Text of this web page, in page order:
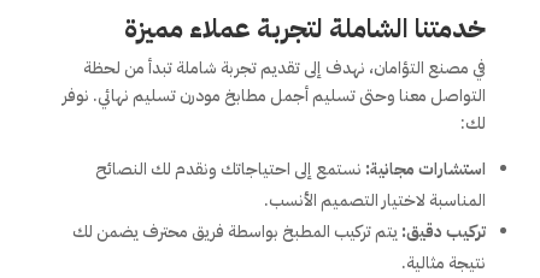
خدمتنا الشاملة لتجربة عملاء مميزة
في مصنع التؤامان، نهدف إلى تقديم تجربة شاملة تبدأ من لحظة
التواصل معنا وحتى تسليم أجمل مطابخ مودرن تسليم نهائي. نوفر
لك:
استشارات مجانية: نستمع إلى احتياجاتك ونقدم لك النصائح
المناسبة لاختيار التصميم الأنسب.
تركيب دقيق:يتم تركيب المطبخ بواسطة فريق محترف يضمن لك
نتيجة مثالية.